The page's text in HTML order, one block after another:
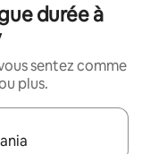
durée à
sentez comme
plus.
les flèches vers le